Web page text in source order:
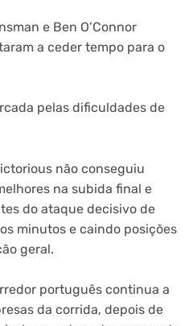
e Ben O’Connor
a ceder tempo para o
pelas dificuldades de
não conseguiu
na subida final e
do ataque decisivo de
minutos e caindo posições
geral.
português continua a
da corrida, depois de